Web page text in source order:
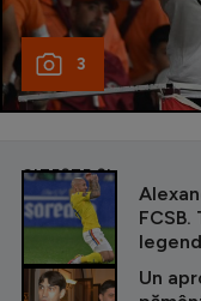
3
CITEȘTE ȘI
Un